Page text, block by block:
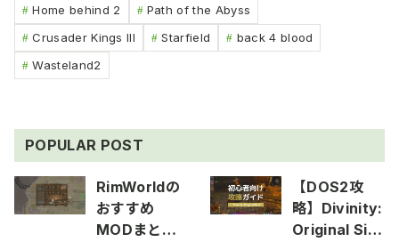
Home behind 2
Path of the Abyss
Crusader Kings III
Starfield
back 4 blood
Wasteland2
POPULAR POST
RimWorldの
おすすめ
MODまとめ
【DOS2攻
略】Divinity:
Original Sin